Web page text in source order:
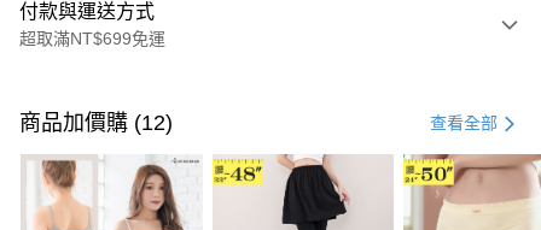
付款與運送方式
超取滿NT$699免運
信用卡一次付款
超商取貨付款
LINE Pay
商品加價購 (12) 查看全部